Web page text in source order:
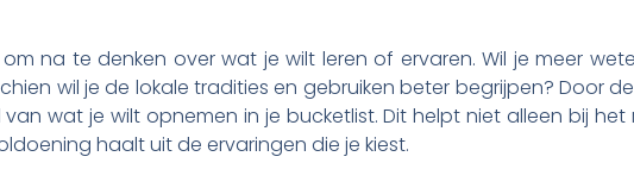
na te denken over wat je wilt leren of ervaren. Wil je meer
wil je de lokale tradities en gebruiken beter begrijpen? Door
wat je wilt opnemen in je bucketlist. Dit helpt niet alleen bij
haalt uit de ervaringen die je kiest.